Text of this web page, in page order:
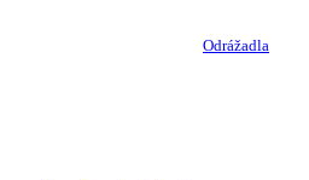
Odrážadla